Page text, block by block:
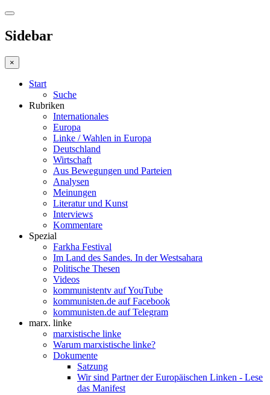
Sidebar
×
Start
Suche
Rubriken
Internationales
Europa
Linke / Wahlen in Europa
Deutschland
Wirtschaft
Aus Bewegungen und Parteien
Analysen
Meinungen
Literatur und Kunst
Interviews
Kommentare
Spezial
Farkha Festival
Im Land des Sandes. In der Westsahara
Politische Thesen
Videos
kommunistentv auf YouTube
kommunisten.de auf Facebook
kommunisten.de auf Telegram
marx. linke
marxistische linke
Warum marxistische linke?
Dokumente
Satzung
Wir sind Partner der Europäischen Linken - Lese
das Manifest